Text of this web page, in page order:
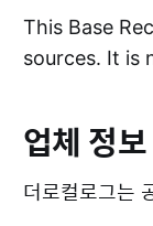
This Base
sources. It is
업체 정
더로컬로그는